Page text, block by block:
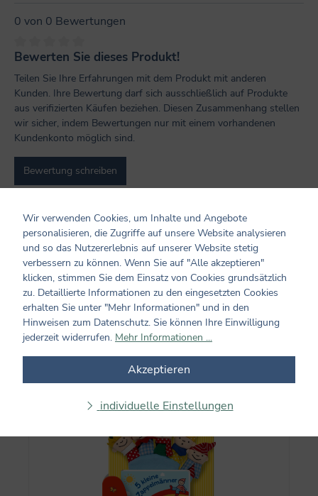
0 von 0 Bewertungen
Durchschnittliche Bewertung von 0 von 5 Sternen
Bewerten Sie dieses Produkt!
Teilen Sie Ihre Erfahrungen mit dem Produkt mit anderen
Kunden. Ihre Bewertung darf sich ausschließlich auf Produkte
aus verifizierten Käufen beziehen. Diesen Zusammenhang stellen
wir sicher, indem Bewertungen nur mit einem vorhandenen
Kundenkonto möglich sind.
Bewertung schreiben
Keine Bewertungen gefunden. Teilen Sie Ihre
Erfahrungen mit anderen.
Wir verwenden Cookies, um Inhalte und Angebote
personalisieren, die Zugriffe auf unsere Website analysieren
und so das Nutzererlebnis auf unserer Website stetig
verbessern zu können. Wenn Sie auf "Alle akzeptieren"
klicken, stimmen Sie dem Einsatz von Cookies grundsätzlich
zu. Detaillierte Informationen zu den eingesetzten Cookies
erhalten Sie unter "Mehr Informationen" und in den
Hinweisen zum Datenschutz. Sie können Ihre Einwilligung
jederzeit widerrufen. Mehr Informationen ...
Akzeptieren
individuelle Einstellungen